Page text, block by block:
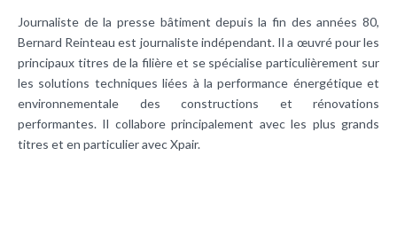
Journaliste de la presse bâtiment depuis la fin des années 80,
Bernard Reinteau est journaliste indépendant. Il a œuvré pour les
principaux titres de la filière et se spécialise particulièrement sur
les solutions techniques liées à la performance énergétique et
environnementale des constructions et rénovations
performantes. Il collabore principalement avec les plus grands
titres et en particulier avec Xpair.